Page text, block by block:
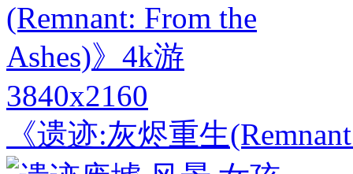
3840x2160
《遗迹:灰烬重生